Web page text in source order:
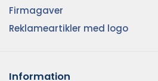
Firmagaver
Reklameartikler med logo
Information